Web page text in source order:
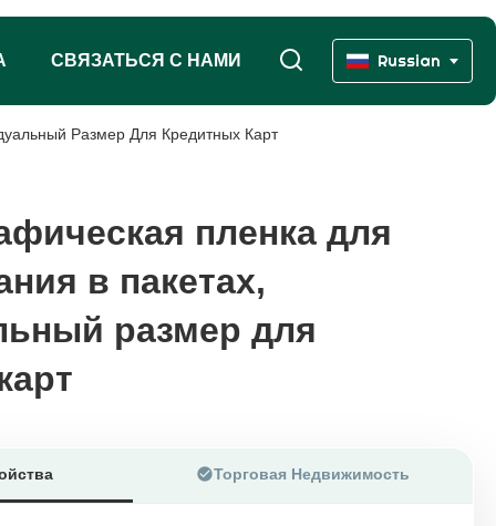
СВЯЗАТЬСЯ С НАМИ Russian
Размер Для Кредитных Карт
пленка для
в пакетах,
размер для
пленка для
в пакетах,
размер для
Торговая Недвижимость